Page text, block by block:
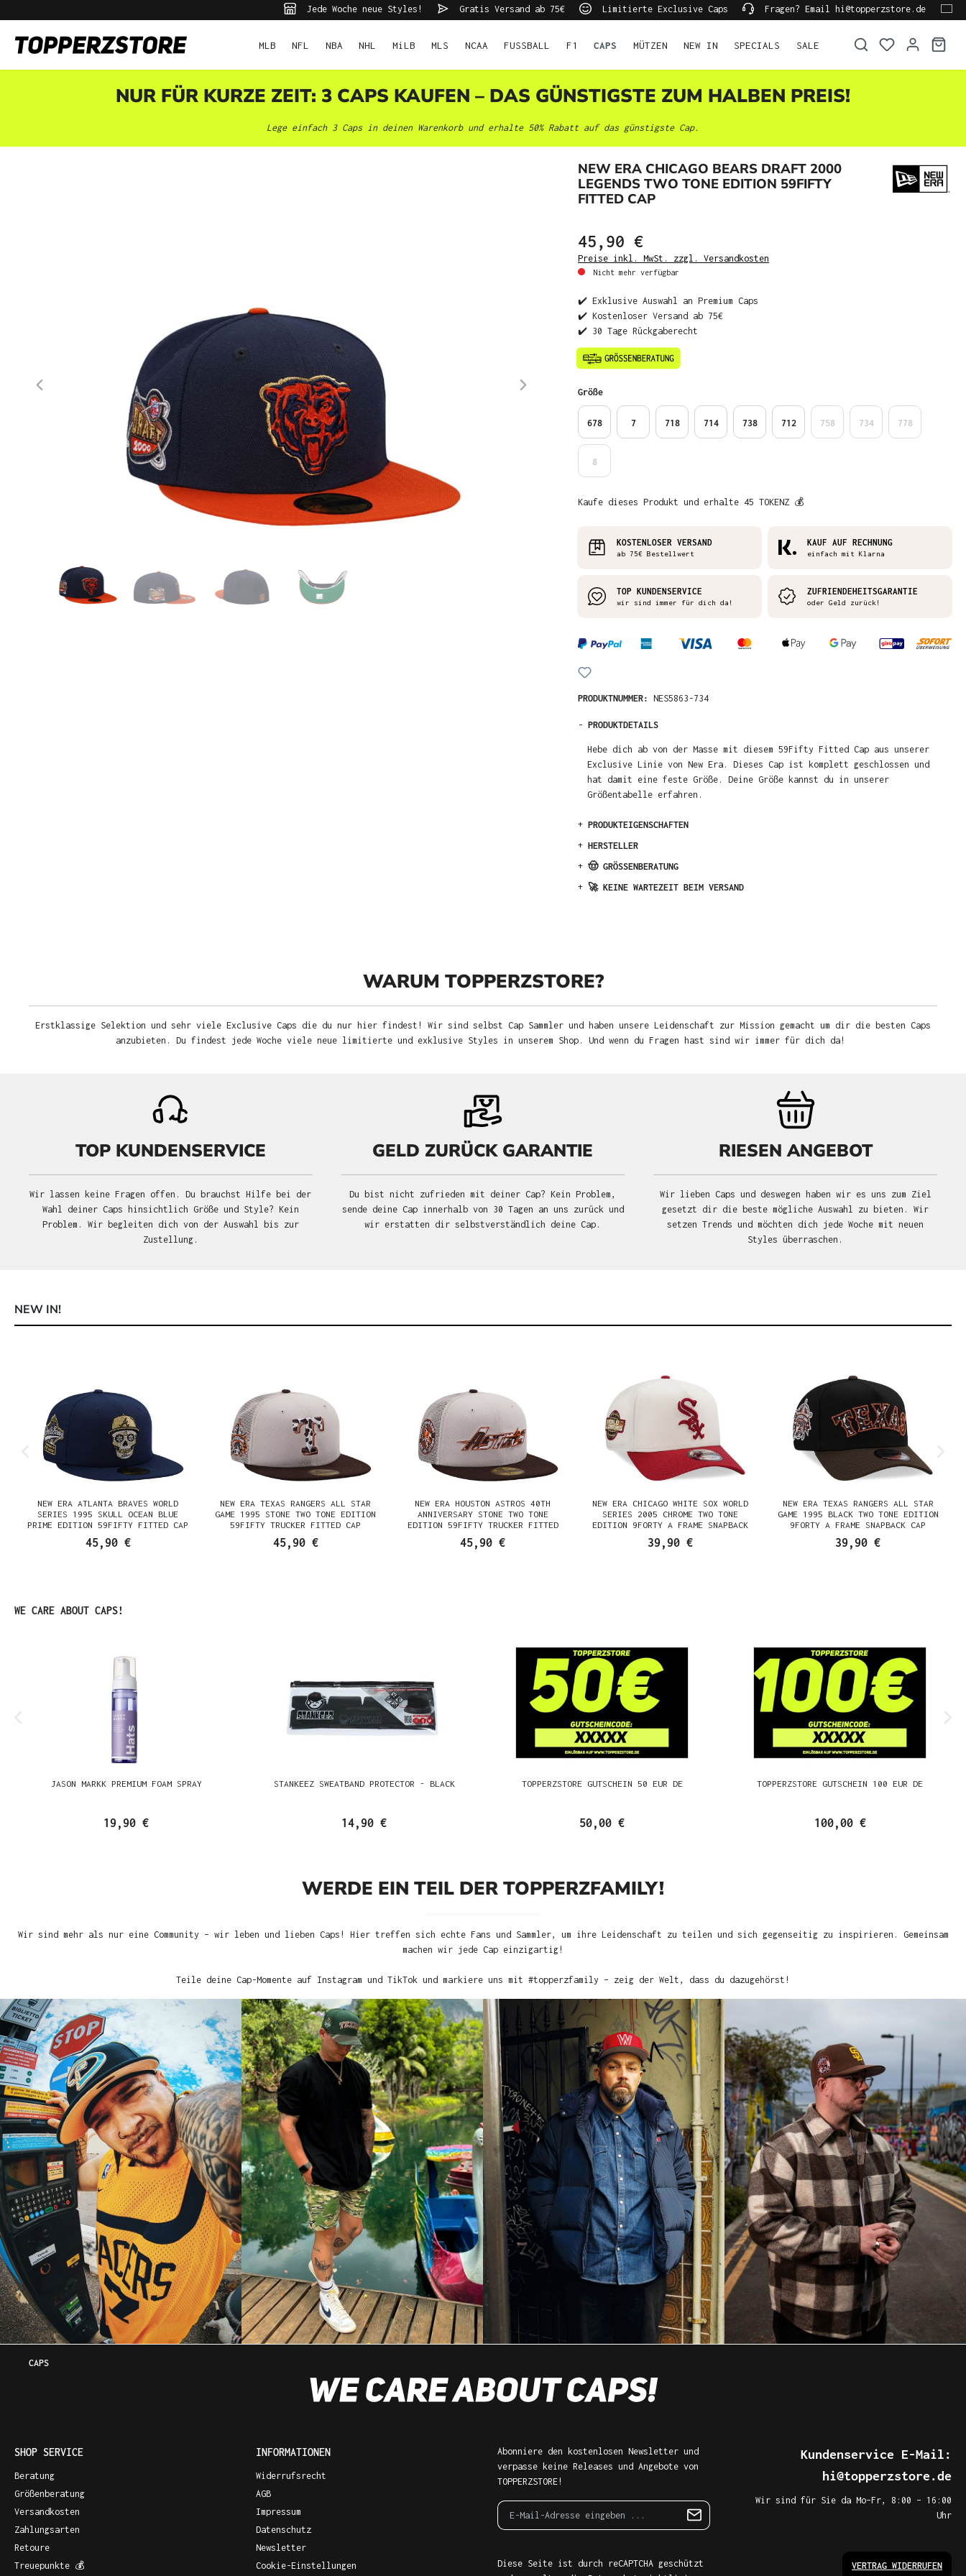
Jede Woche neue Styles! Gratis Versand ab 75€ Limitierte Exclusive Caps Fragen? Email hi@topperzstore.de
MLB NFL NBA NHL MiLB MLS NCAA FUSSBALL F1 CAPS MÜTZEN NEW IN SPECIALS SALE
NUR FÜR KURZE ZEIT: 3 CAPS KAUFEN – DAS GÜNSTIGSTE ZUM HALBEN PREIS!
Lege einfach 3 Caps in deinen Warenkorb und erhalte 50% Rabatt auf das günstigste Cap.
NEW ERA CHICAGO BEARS DRAFT 2000
LEGENDS TWO TONE EDITION 59FIFTY
FITTED CAP
45,90 €
Preise inkl. MwSt. zzgl. Versandkosten
Nicht mehr verfügbar
✔️ Exklusive Auswahl an Premium Caps
✔️ Kostenloser Versand ab 75€
✔️ 30 Tage Rückgaberecht
Größeauswählen
678 7 718 714 738 712 758 734 778
8
Kaufe dieses Produkt und erhalte 45 TOKENZ 💰
KOSTENLOSER VERSAND
ab 75€ Bestellwert
KAUF AUF RECHNUNG
einfach mit Klarna
TOP KUNDENSERVICE
wir sind immer für dich da!
ZUFRIENDEHEITSGARANTIE
oder Geld zurück!
PRODUKTNUMMER: NES5863-734
- PRODUKTDETAILS
Hebe dich ab von der Masse mit diesem 59Fifty Fitted Cap aus unserer
Exclusive Linie von New Era. Dieses Cap ist komplett geschlossen und
hat damit eine feste Größe. Deine Größe kannst du in unserer
Größentabelle erfahren.
+ PRODUKTEIGENSCHAFTEN
+ HERSTELLER
+ 🤠 GRÖSSENBERATUNG
+ 🚀 KEINE WARTEZEIT BEIM VERSAND
WARUM TOPPERZSTORE?
Erstklassige Selektion und sehr viele Exclusive Caps die du nur hier findest! Wir sind selbst Cap Sammler und haben unsere Leidenschaft zur Mission gemacht um dir die besten Caps
anzubieten. Du findest jede Woche viele neue limitierte und exklusive Styles in unserem Shop. Und wenn du Fragen hast sind wir immer für dich da!
TOP KUNDENSERVICE
Wir lassen keine Fragen offen. Du brauchst Hilfe bei der
Wahl deiner Caps hinsichtlich Größe und Style? Kein
Problem. Wir begleiten dich von der Auswahl bis zur
Zustellung.
GELD ZURÜCK GARANTIE
Du bist nicht zufrieden mit deiner Cap? Kein Problem,
sende deine Cap innerhalb von 30 Tagen an uns zurück und
wir erstatten dir selbstverständlich deine Cap.
RIESEN ANGEBOT
Wir lieben Caps und deswegen haben wir es uns zum Ziel
gesetzt dir die beste mögliche Auswahl zu bieten. Wir
setzen Trends und möchten dich jede Woche mit neuen
Styles überraschen.
NEW IN!
NEW ERA ATLANTA BRAVES WORLD
SERIES 1995 SKULL OCEAN BLUE
PRIME EDITION 59FIFTY FITTED CAP
45,90 €
NEW ERA TEXAS RANGERS ALL STAR
GAME 1995 STONE TWO TONE EDITION
59FIFTY TRUCKER FITTED CAP
45,90 €
NEW ERA HOUSTON ASTROS 40TH
ANNIVERSARY STONE TWO TONE
EDITION 59FIFTY TRUCKER FITTED
CAP
45,90 €
NEW ERA CHICAGO WHITE SOX WORLD
SERIES 2005 CHROME TWO TONE
EDITION 9FORTY A FRAME SNAPBACK
CAP
39,90 €
NEW ERA TEXAS RANGERS ALL STAR
GAME 1995 BLACK TWO TONE EDITION
9FORTY A FRAME SNAPBACK CAP
39,90 €
Produktgalerie überspringen
WE CARE ABOUT CAPS!
JASON MARKK PREMIUM FOAM SPRAY
19,90 €
STANKEEZ SWEATBAND PROTECTOR - BLACK
14,90 €
TOPPERZSTORE GUTSCHEIN 50 EUR DE
50,00 €
TOPPERZSTORE GUTSCHEIN 100 EUR DE
100,00 €
WERDE EIN TEIL DER TOPPERZFAMILY!
Wir sind mehr als nur eine Community – wir leben und lieben Caps! Hier treffen sich echte Fans und Sammler, um ihre Leidenschaft zu teilen und sich gegenseitig zu inspirieren. Gemeinsam
machen wir jede Cap einzigartig!
Teile deine Cap-Momente auf Instagram und TikTok und markiere uns mit #topperzfamily – zeig der Welt, dass du dazugehörst!
CAPS
SHOP SERVICE
Beratung
Größenberatung
Versandkosten
Zahlungsarten
Retoure
Treuepunkte 💰
INFORMATIONEN
Widerrufsrecht
AGB
Impressum
Datenschutz
Newsletter
Cookie-Einstellungen
Abonniere den kostenlosen Newsletter und
verpasse keine Releases und Angebote von
TOPPERZSTORE!
Diese Seite ist durch reCAPTCHA geschützt
Kundenservice E-Mail:
hi@topperzstore.de
Wir sind für Sie da Mo–Fr, 8:00 – 16:00
Uhr
VERTRAG WIDERRUFEN